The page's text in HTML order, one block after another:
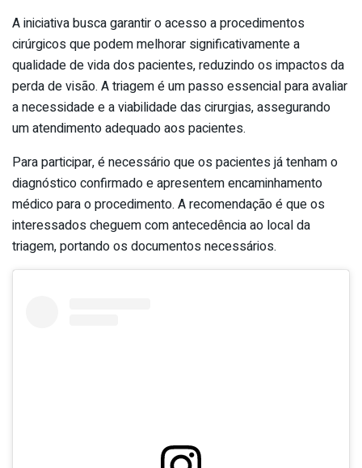
A iniciativa busca garantir o acesso a procedimentos
cirúrgicos que podem melhorar significativamente a
qualidade de vida dos pacientes, reduzindo os impactos da
perda de visão. A triagem é um passo essencial para avaliar
a necessidade e a viabilidade das cirurgias, assegurando
um atendimento adequado aos pacientes.
Para participar, é necessário que os pacientes já tenham o
diagnóstico confirmado e apresentem encaminhamento
médico para o procedimento. A recomendação é que os
interessados cheguem com antecedência ao local da
triagem, portando os documentos necessários.